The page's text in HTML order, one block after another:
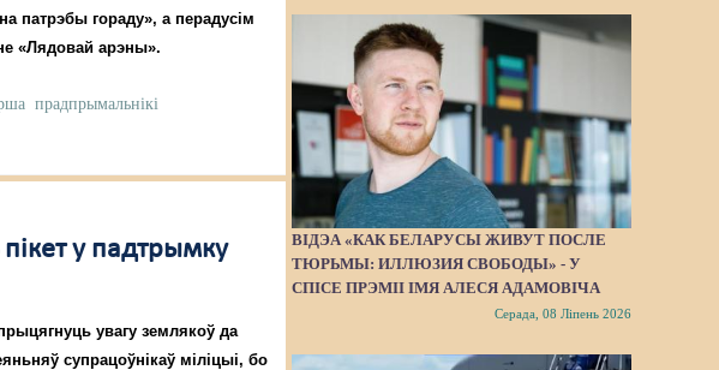
патрэбы гораду», а перадусім
«Лядовай арэны».
прадпрымальнікі
у падтрымку
увагу землякоў да
супрацоўнікаў міліцыі, бо
ВІДЭА «КАК БЕЛАРУСЫ ЖИВУТ ПОСЛЕ
ТЮРЬМЫ: ИЛЛЮЗИЯ СВОБОДЫ» - У
СПІСЕ ПРЭМІІ ІМЯ АЛЕСЯ АДАМОВІЧА
Серада, 08 Ліпень 2026